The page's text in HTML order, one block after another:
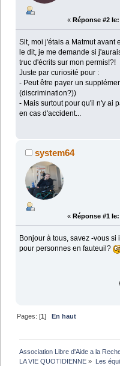
« Réponse #2 le:
Slt, moi j'étais a Matmut avant
le dit, je me demande si
truc d'écrits sur mon permis!?!
Juste par curiosité pour :
- Peut être payer un
(discrimination?))
- Mais surtout pour qu'il n'y ai
en cas d'accident...
system64
« Réponse #1 le:
Bonjour à tous, savez -vous
pour personnes en fauteuil?
Pages: [1]
En haut
Association Libre d'Aide a la
LA VIE QUOTIDIENNE » Les